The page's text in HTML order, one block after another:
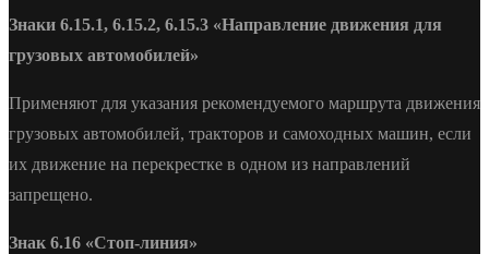
Знаки 6.15.1, 6.15.2, 6.15.3 «Направление движения для
грузовых автомобилей»
Применяют для указания рекомендуемого маршрута движения
грузовых автомобилей, тракторов и самоходных машин, если
их движение на перекрестке в одном из направлений
запрещено.
Знак 6.16 «Стоп-линия»